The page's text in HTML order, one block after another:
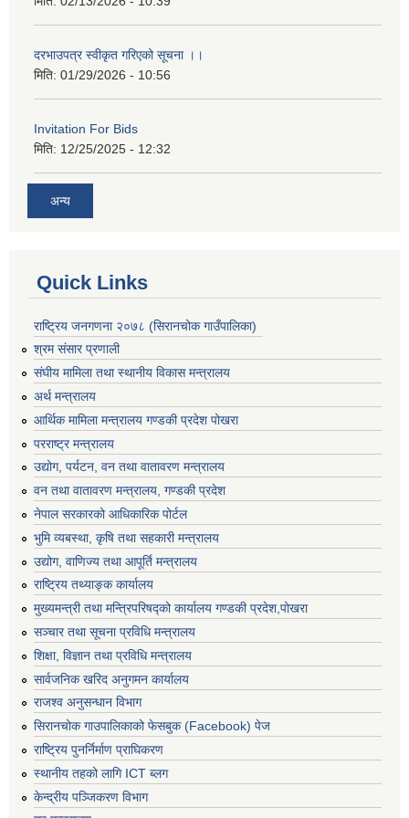
दरभाउपत्र स्वीकृत गरिएको सूचना ।।
मिति: 01/29/2026 - 10:56
Invitation For Bids
मिति: 12/25/2025 - 12:32
अन्य
Quick Links
राष्ट्रिय जनगणना २०७८ (सिरानचोक गाउँपालिका)
श्रम संसार प्रणाली
संघीय मामिला तथा स्थानीय विकास मन्त्रालय
अर्थ मन्त्रालय
आर्थिक मामिला मन्त्रालय गण्डकी प्रदेश पोखरा
परराष्ट्र मन्त्रालय
उद्योग, पर्यटन, वन तथा वातावरण मन्त्रालय
वन तथा वातावरण मन्त्रालय, गण्डकी प्रदेश
नेपाल सरकारको आधिकारिक पोर्टल
भुमि व्यबस्था, कृषि तथा सहकारी मन्त्रालय
उद्योग, वाणिज्य तथा आपूर्ति मन्त्रालय
राष्ट्रिय तथ्याङ्क कार्यालय
मुख्यमन्त्री तथा मन्त्रिपरिषद्को कार्यालय गण्डकी प्रदेश,पोखरा
सञ्‍चार तथा सूचना प्रविधि मन्त्रालय
शिक्षा, विज्ञान तथा प्रविधि मन्त्रालय
सार्वजनिक खरिद अनुगमन कार्यालय
राजश्व अनुसन्धान विभाग
सिरानचोक गाउपालिकाको फेसबुक (Facebook) पेज
राष्ट्रिय पुनर्निर्माण प्राघिकरण
स्थानीय तहको लागि ICT ब्लग
केन्द्रीय पञ्जिकरण विभाग